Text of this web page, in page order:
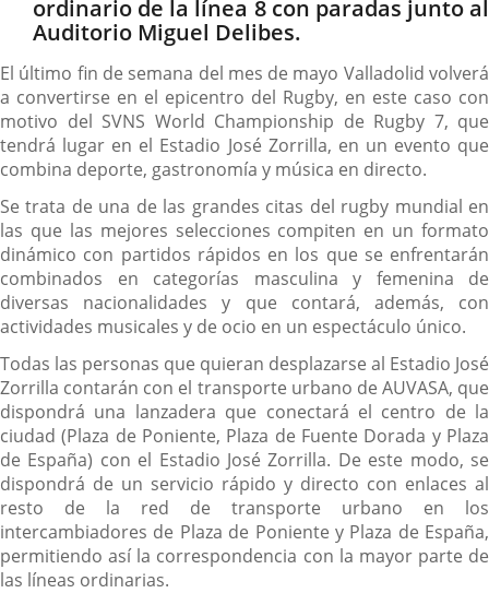
ordinario de la línea 8 con paradas junto al
Auditorio Miguel Delibes.
El último fin de semana del mes de mayo Valladolid volverá
a convertirse en el epicentro del Rugby, en este caso con
motivo del SVNS World Championship de Rugby 7, que
tendrá lugar en el Estadio José Zorrilla, en un evento que
combina deporte, gastronomía y música en directo.
Se trata de una de las grandes citas del rugby mundial en
las que las mejores selecciones compiten en un formato
dinámico con partidos rápidos en los que se enfrentarán
combinados en categorías masculina y femenina de
diversas nacionalidades y que contará, además, con
actividades musicales y de ocio en un espectáculo único.
Todas las personas que quieran desplazarse al Estadio José
Zorrilla contarán con el transporte urbano de AUVASA, que
dispondrá una lanzadera que conectará el centro de la
ciudad (Plaza de Poniente, Plaza de Fuente Dorada y Plaza
de España) con el Estadio José Zorrilla. De este modo, se
dispondrá de un servicio rápido y directo con enlaces al
resto de la red de transporte urbano en los
intercambiadores de Plaza de Poniente y Plaza de España,
permitiendo así la correspondencia con la mayor parte de
las líneas ordinarias.